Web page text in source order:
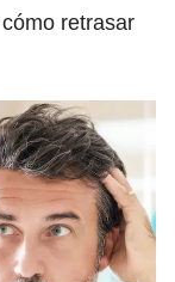
retrasar